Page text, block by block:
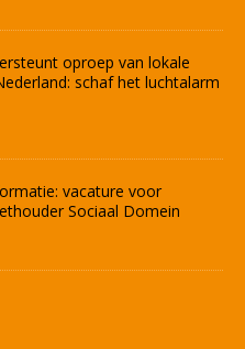
oproep van lokale
schaf het luchtalarm
vacature voor
Sociaal Domein